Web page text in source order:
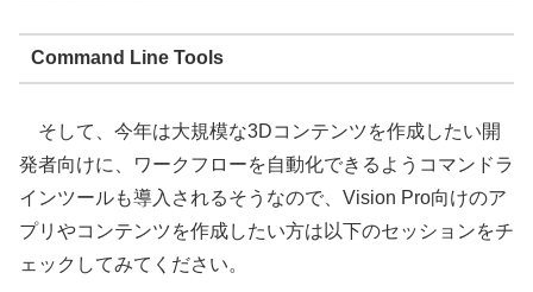
Command Line Tools
そして、今年は大規模な3Dコンテンツを作成したい開
発者向けに、ワークフローを自動化できるようコマンドラ
インツールも導入されるそうなので、Vision Pro向けのア
プリやコンテンツを作成したい方は以下のセッションをチ
ェックしてみてください。